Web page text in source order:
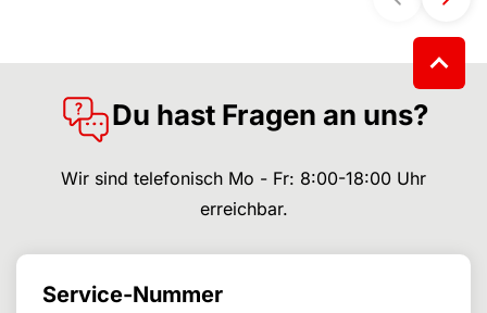
Du hast Fragen an uns?
Wir sind telefonisch Mo - Fr: 8:00-18:00 Uhr
erreichbar.
Service-Nummer